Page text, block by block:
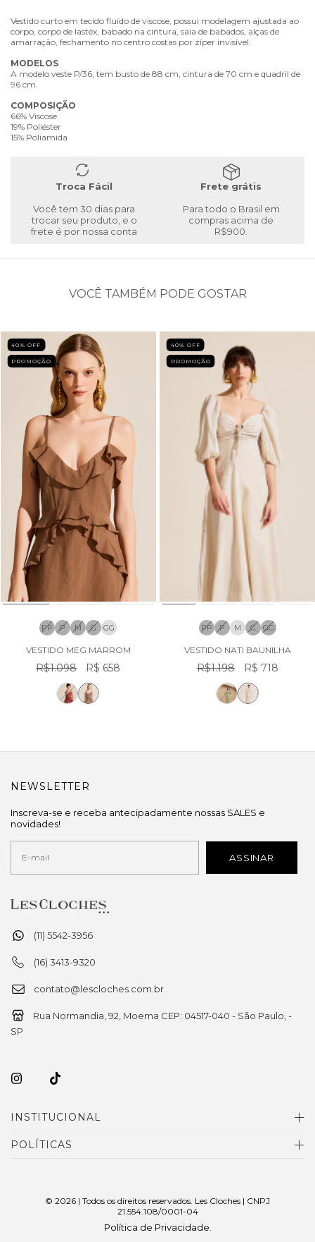
Vestido curto em tecido fluído de viscose, possui modelagem ajustada ao
corpo, corpo de lastéx, babado na cintura, saia de babados, alças de
amarração, fechamento no centro costas por zíper invisível.
MODELOS
A modelo veste P/36, tem busto de 88 cm, cintura de 70 cm e quadril de
96 cm.
COMPOSIÇÃO
66% Viscose
19% Poliéster
15% Poliamida
Troca Fácil
Você tem 30 dias para
trocar seu produto, e o
frete é por nossa conta
Frete grátis
Para todo o Brasil em
compras acima de
R$900.
VOCÊ TAMBÉM PODE GOSTAR
40% OFF
PROMOÇÃO
PP P M G GG
VESTIDO MEG MARROM
R$1.098 R$ 658
40% OFF
PROMOÇÃO
PP P M G GG
VESTIDO NATI BAUNILHA
R$1.198 R$ 718
(11) 5542-3956
(16) 3413-9320
contato@lescloches.com.br
Rua Normandia, 92, Moema CEP: 04517-040 - São Paulo, -
SP
INSTITUCIONAL
POLÍTICAS
NEWSLETTER
Inscreva-se e receba antecipadamente nossas SALES e
novidades!
© 2026 | Todos os direitos reservados. Les Cloches | CNPJ
21.554.108/0001-04
Política de Privacidade